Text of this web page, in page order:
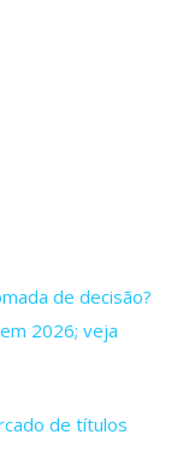
de decisão?
2026; veja
de títulos